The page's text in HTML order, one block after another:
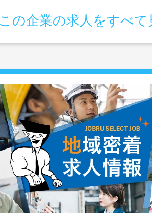
この企業の求人をすべて